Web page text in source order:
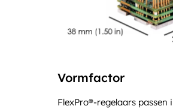
Vormfactor
FlexPro®-regelaars